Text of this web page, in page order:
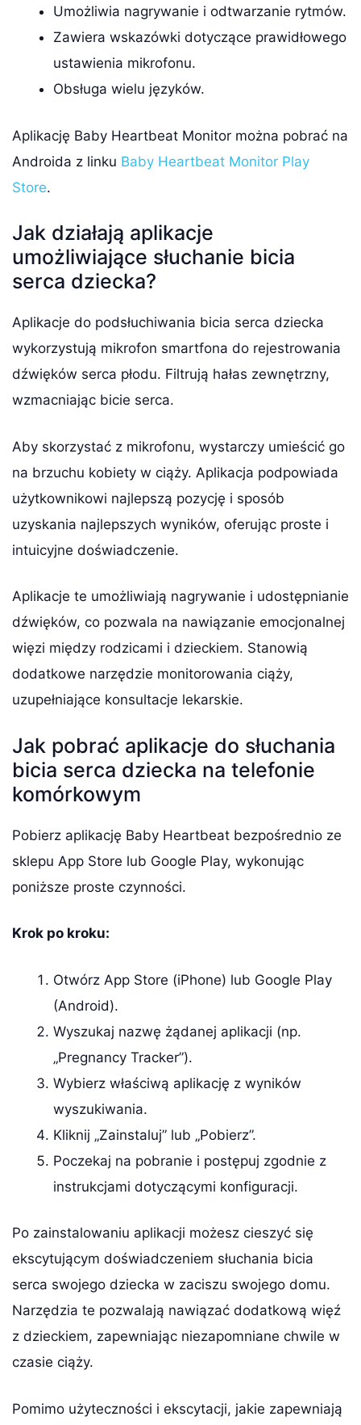
Umożliwia nagrywanie i odtwarzanie rytmów.
Zawiera wskazówki dotyczące prawidłowego
ustawienia mikrofonu.
Obsługa wielu języków.
Aplikację Baby Heartbeat Monitor można pobrać na
Androida z linku Baby Heartbeat Monitor Play
Store.
Jak działają aplikacje
umożliwiające słuchanie bicia
serca dziecka?
Aplikacje do podsłuchiwania bicia serca dziecka
wykorzystują mikrofon smartfona do rejestrowania
dźwięków serca płodu. Filtrują hałas zewnętrzny,
wzmacniając bicie serca.
Aby skorzystać z mikrofonu, wystarczy umieścić go
na brzuchu kobiety w ciąży. Aplikacja podpowiada
użytkownikowi najlepszą pozycję i sposób
uzyskania najlepszych wyników, oferując proste i
intuicyjne doświadczenie.
Aplikacje te umożliwiają nagrywanie i udostępnianie
dźwięków, co pozwala na nawiązanie emocjonalnej
więzi między rodzicami i dzieckiem. Stanowią
dodatkowe narzędzie monitorowania ciąży,
uzupełniające konsultacje lekarskie.
Jak pobrać aplikacje do słuchania
bicia serca dziecka na telefonie
komórkowym
Pobierz aplikację Baby Heartbeat bezpośrednio ze
sklepu App Store lub Google Play, wykonując
poniższe proste czynności.
Krok po kroku:
Otwórz App Store (iPhone) lub Google Play
(Android).
Wyszukaj nazwę żądanej aplikacji (np.
„Pregnancy Tracker”).
Wybierz właściwą aplikację z wyników
wyszukiwania.
Kliknij „Zainstaluj” lub „Pobierz”.
Poczekaj na pobranie i postępuj zgodnie z
instrukcjami dotyczącymi konfiguracji.
Po zainstalowaniu aplikacji możesz cieszyć się
ekscytującym doświadczeniem słuchania bicia
serca swojego dziecka w zaciszu swojego domu.
Narzędzia te pozwalają nawiązać dodatkową więź
z dzieckiem, zapewniając niezapomniane chwile w
czasie ciąży.
Pomimo użyteczności i ekscytacji, jakie zapewniają